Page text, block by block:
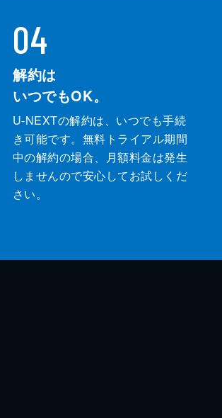
04
解約は
いつでもOK。
U-NEXTの解約は、いつでも手続
き可能です。無料トライアル期間
中の解約の場合、月額料金は発生
しませんので安心してお試しくだ
さい。